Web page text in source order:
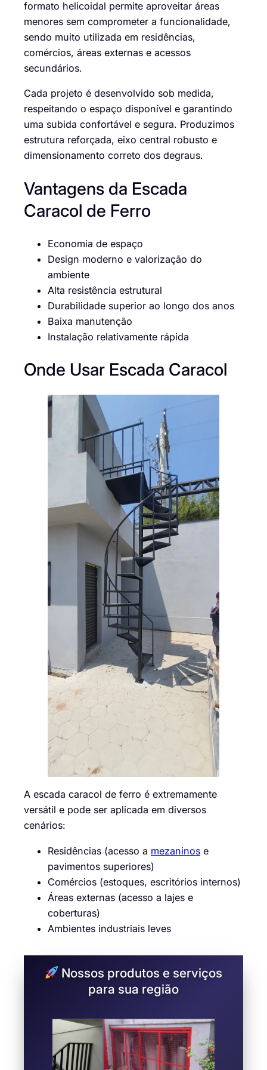
formato helicoidal permite aproveitar áreas
menores sem comprometer a funcionalidade,
sendo muito utilizada em residências,
comércios, áreas externas e acessos
secundários.
Cada projeto é desenvolvido sob medida,
respeitando o espaço disponível e garantindo
uma subida confortável e segura. Produzimos
estrutura reforçada, eixo central robusto e
dimensionamento correto dos degraus.
Vantagens da Escada
Caracol de Ferro
Economia de espaço
Design moderno e valorização do
ambiente
Alta resistência estrutural
Durabilidade superior ao longo dos anos
Baixa manutenção
Instalação relativamente rápida
Onde Usar Escada Caracol
A escada caracol de ferro é extremamente
versátil e pode ser aplicada em diversos
cenários:
Residências (acesso a mezaninos e
pavimentos superiores)
Comércios (estoques, escritórios internos)
Áreas externas (acesso a lajes e
coberturas)
Ambientes industriais leves
Nossos produtos e serviços
para sua região